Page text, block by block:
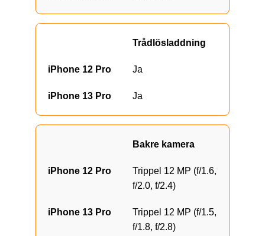
Trådlösladdning
Ja
Ja
Bakre kamera
Trippel 12 MP (f/1.6,
f/2.0, f/2.4)
Trippel 12 MP (f/1.5,
f/1.8, f/2.8)